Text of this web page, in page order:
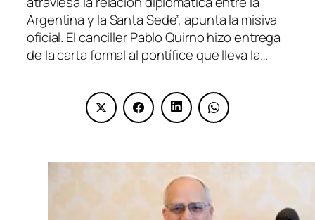
Argentina y la Santa Sede”, apunta la misiva
oficial. El canciller Pablo Quirno hizo entrega
de la carta formal al pontífice que lleva la…